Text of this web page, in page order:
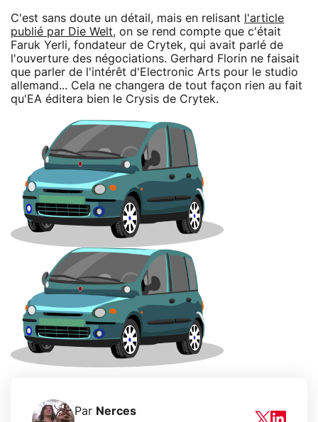
C'est sans doute un détail, mais en relisant
l'article
publié par Die Welt, on se rend compte que c'était
Faruk Yerli, fondateur de Crytek, qui avait parlé de
l'ouverture des négociations. Gerhard Florin ne faisait
que parler de l'intérêt d'Electronic Arts pour le studio
allemand... Cela ne changera de tout façon rien au fait
qu'EA éditera bien le Crysis de Crytek.
Par Nerces